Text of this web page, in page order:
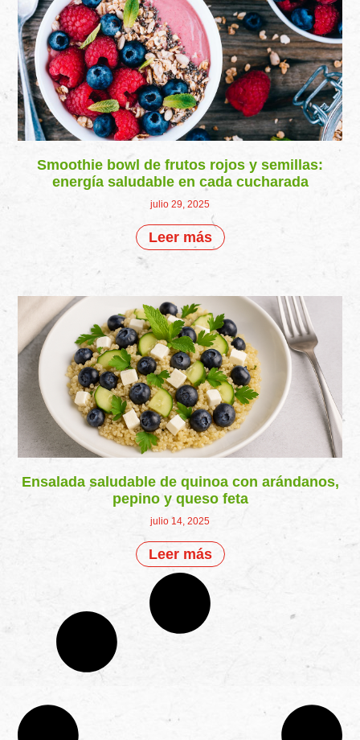
Smoothie bowl de frutos rojos y semillas:
energía saludable en cada cucharada
julio 29, 2025
Leer más
Ensalada saludable de quinoa con arándanos,
pepino y queso feta
julio 14, 2025
Leer más